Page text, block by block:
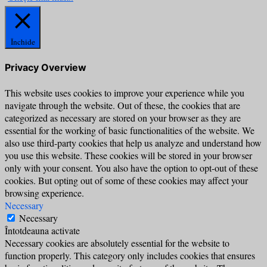
Închide
Privacy Overview
This website uses cookies to improve your experience while you
navigate through the website. Out of these, the cookies that are
categorized as necessary are stored on your browser as they are
essential for the working of basic functionalities of the website. We
also use third-party cookies that help us analyze and understand how
you use this website. These cookies will be stored in your browser
only with your consent. You also have the option to opt-out of these
cookies. But opting out of some of these cookies may affect your
browsing experience.
Necessary
Necessary
Întotdeauna activate
Necessary cookies are absolutely essential for the website to
function properly. This category only includes cookies that ensures